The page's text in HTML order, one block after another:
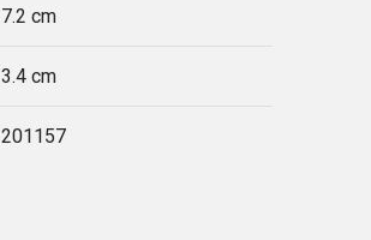
7.2 cm
3.4 cm
201157